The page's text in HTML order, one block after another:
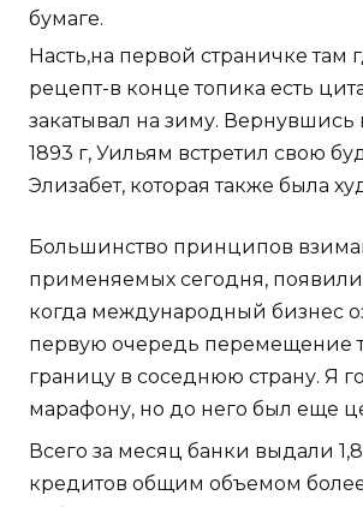
бумаге.
Насть,на первой страничке там
рецепт-в конце топика есть
закатывал на зиму. Вернувшись
1893 г, Уильям встретил свою
Элизабет, которая также была
Большинство принципов
применяемых сегодня,
когда международный бизнес
первую очередь перемещение
границу в соседнюю страну. Я
марафону, но до него был еще
Всего за месяц банки выдали
кредитов общим объемом